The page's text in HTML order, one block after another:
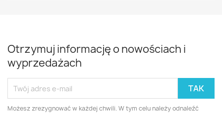
Otrzymuj informację o nowościach i
wyprzedażach
Możesz zrezygnować w każdej chwili. W tym celu należy odnaleźć